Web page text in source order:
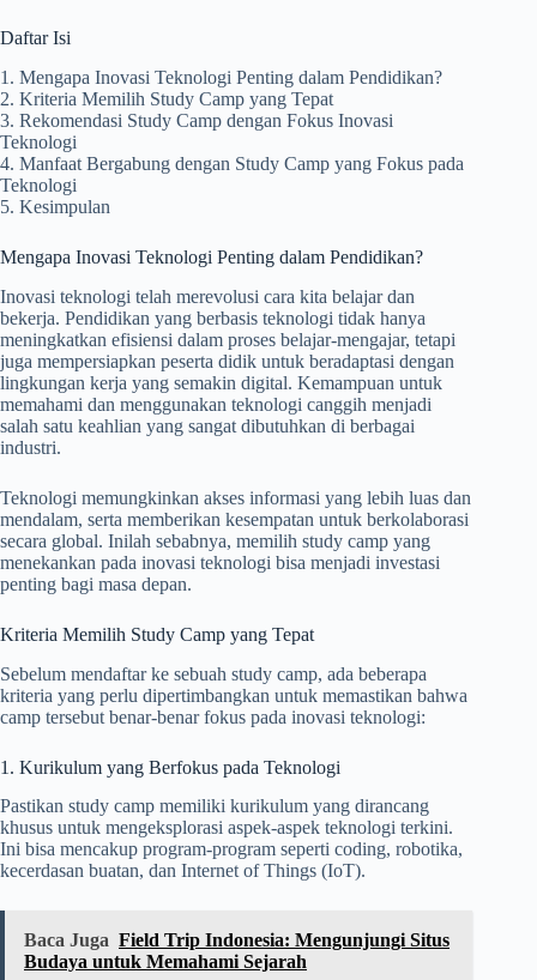
Daftar Isi
1. Mengapa Inovasi Teknologi Penting dalam Pendidikan?
2. Kriteria Memilih Study Camp yang Tepat
3. Rekomendasi Study Camp dengan Fokus Inovasi
Teknologi
4. Manfaat Bergabung dengan Study Camp yang Fokus pada
Teknologi
5. Kesimpulan
Mengapa Inovasi Teknologi Penting dalam Pendidikan?
Inovasi teknologi telah merevolusi cara kita belajar dan
bekerja. Pendidikan yang berbasis teknologi tidak hanya
meningkatkan efisiensi dalam proses belajar-mengajar, tetapi
juga mempersiapkan peserta didik untuk beradaptasi dengan
lingkungan kerja yang semakin digital. Kemampuan untuk
memahami dan menggunakan teknologi canggih menjadi
salah satu keahlian yang sangat dibutuhkan di berbagai
industri.
Teknologi memungkinkan akses informasi yang lebih luas dan
mendalam, serta memberikan kesempatan untuk berkolaborasi
secara global. Inilah sebabnya, memilih study camp yang
menekankan pada inovasi teknologi bisa menjadi investasi
penting bagi masa depan.
Kriteria Memilih Study Camp yang Tepat
Sebelum mendaftar ke sebuah study camp, ada beberapa
kriteria yang perlu dipertimbangkan untuk memastikan bahwa
camp tersebut benar-benar fokus pada inovasi teknologi:
1. Kurikulum yang Berfokus pada Teknologi
Pastikan study camp memiliki kurikulum yang dirancang
khusus untuk mengeksplorasi aspek-aspek teknologi terkini.
Ini bisa mencakup program-program seperti coding, robotika,
kecerdasan buatan, dan Internet of Things (IoT).
Baca Juga Field Trip Indonesia: Mengunjungi Situs
Budaya untuk Memahami Sejarah